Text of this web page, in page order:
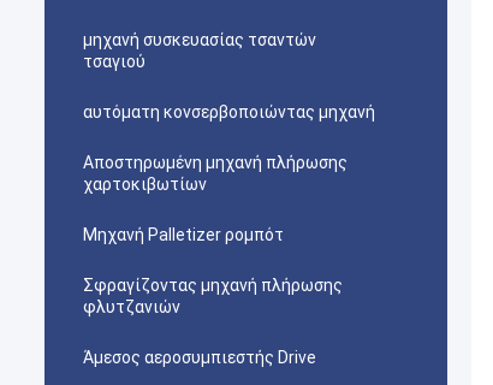
μηχανή συσκευασίας τσαντών
τσαγιού
αυτόματη κονσερβοποιώντας μηχανή
Αποστηρωμένη μηχανή πλήρωσης
χαρτοκιβωτίων
Μηχανή Palletizer ρομπότ
Σφραγίζοντας μηχανή πλήρωσης
φλυτζανιών
Άμεσος αεροσυμπιεστής Drive